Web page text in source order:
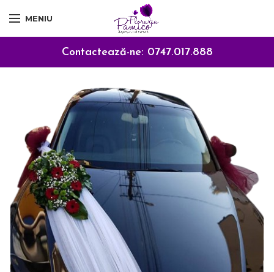
MENIU
Contactează-ne: 0747.017.888